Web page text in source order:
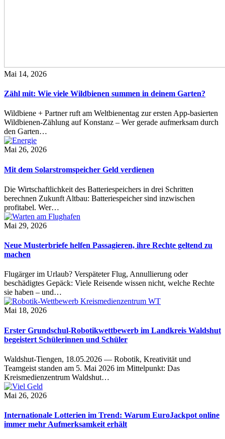
Mai 14, 2026
Zähl mit: Wie viele Wildbienen summen in deinem Garten?
Wildbiene + Partner ruft am Weltbienentag zur ersten App-basierten
Wildbienen-Zählung auf Konstanz – Wer gerade aufmerksam durch
den Garten…
Mai 26, 2026
Mit dem Solarstromspeicher Geld verdienen
Die Wirtschaftlichkeit des Batteriespeichers in drei Schritten
berechnen Zukunft Altbau: Batteriespeicher sind inzwischen
profitabel. Wer…
Mai 29, 2026
Neue Musterbriefe helfen Passagieren, ihre Rechte geltend zu
machen
Flugärger im Urlaub? Verspäteter Flug, Annullierung oder
beschädigtes Gepäck: Viele Reisende wissen nicht, welche Rechte
sie haben – und…
Mai 18, 2026
Erster Grundschul-Robotikwettbewerb im Landkreis Waldshut
begeistert Schülerinnen und Schüler
Waldshut-Tiengen, 18.05.2026 — Robotik, Kreativität und
Teamgeist standen am 5. Mai 2026 im Mittelpunkt: Das
Kreismedienzentrum Waldshut…
Mai 26, 2026
Internationale Lotterien im Trend: Warum EuroJackpot online
immer mehr Aufmerksamkeit erhält